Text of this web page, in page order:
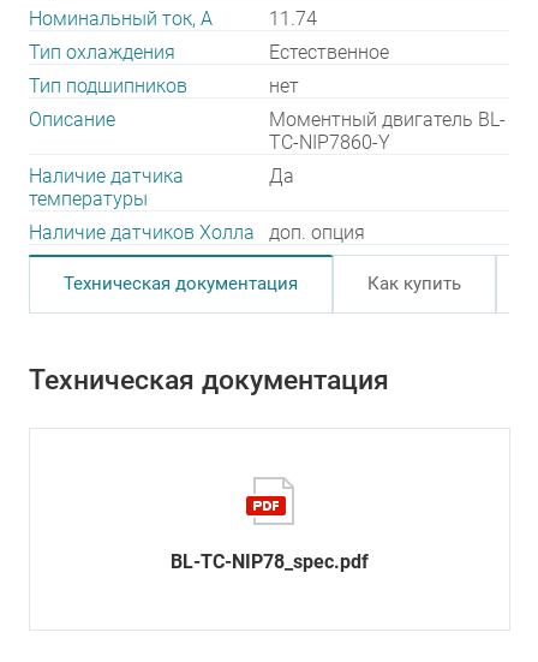
Номинальный ток, А
11.74
Тип охлаждения
Естественное
Тип подшипников
нет
Описание
Моментный двигатель BL-
TC-NIP7860-Y
Наличие датчика
температуры
Да
Наличие датчиков Холла доп. опция
Техническая документация Как купить
Техническая документация
BL-TC-NIP78_spec.pdf